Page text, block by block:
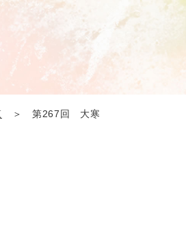
＞ 第267回 大寒